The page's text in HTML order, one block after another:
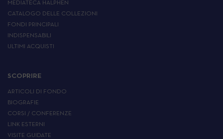
MEDIATECA HALPHEN
CATALOGO DELLE COLLEZIONI
FONDI PRINCIPALI
INDISPENSABILI
ULTIMI ACQUISTI
SCOPRIRE
ARTICOLI DI FONDO
BIOGRAFIE
CORSI / CONFERENZE
LINK ESTERNI
VISITE GUIDATE